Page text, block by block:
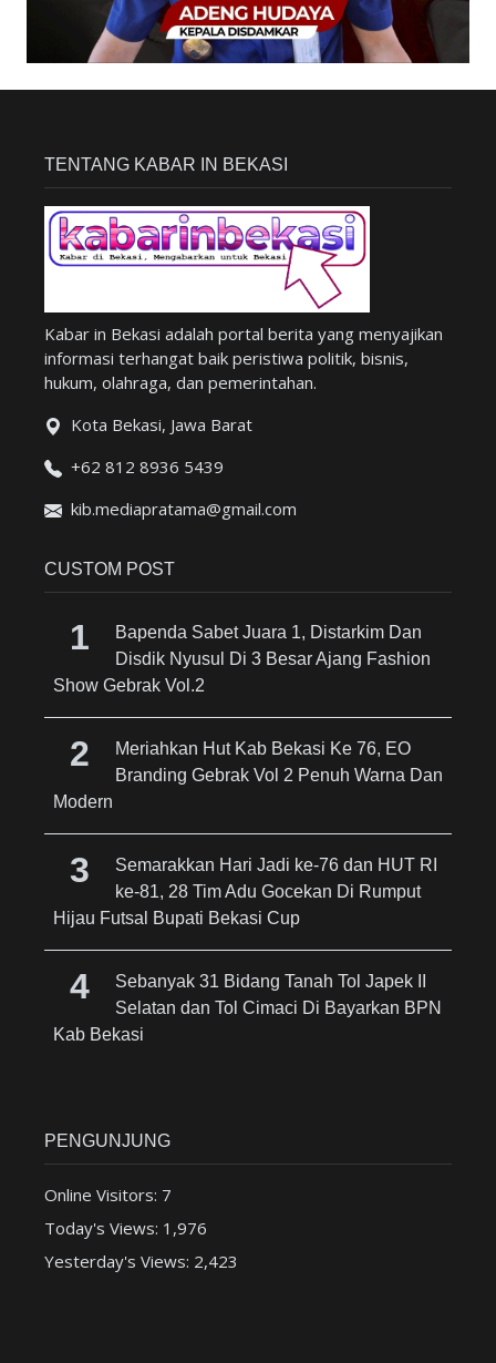
TENTANG KABAR IN BEKASI
Kabar in Bekasi adalah portal berita yang menyajikan
informasi terhangat baik peristiwa politik, bisnis,
hukum, olahraga, dan pemerintahan.
Kota Bekasi, Jawa Barat
+62 812 8936 5439
kib.mediapratama@gmail.com
CUSTOM POST
Bapenda Sabet Juara 1, Distarkim Dan
Disdik Nyusul Di 3 Besar Ajang Fashion
Show Gebrak Vol.2
Meriahkan Hut Kab Bekasi Ke 76, EO
Branding Gebrak Vol 2 Penuh Warna Dan
Modern
Semarakkan Hari Jadi ke-76 dan HUT RI
ke-81, 28 Tim Adu Gocekan Di Rumput
Hijau Futsal Bupati Bekasi Cup
Sebanyak 31 Bidang Tanah Tol Japek II
Selatan dan Tol Cimaci Di Bayarkan BPN
Kab Bekasi
PENGUNJUNG
Online Visitors: 7
Today's Views: 1,976
Yesterday's Views: 2,423